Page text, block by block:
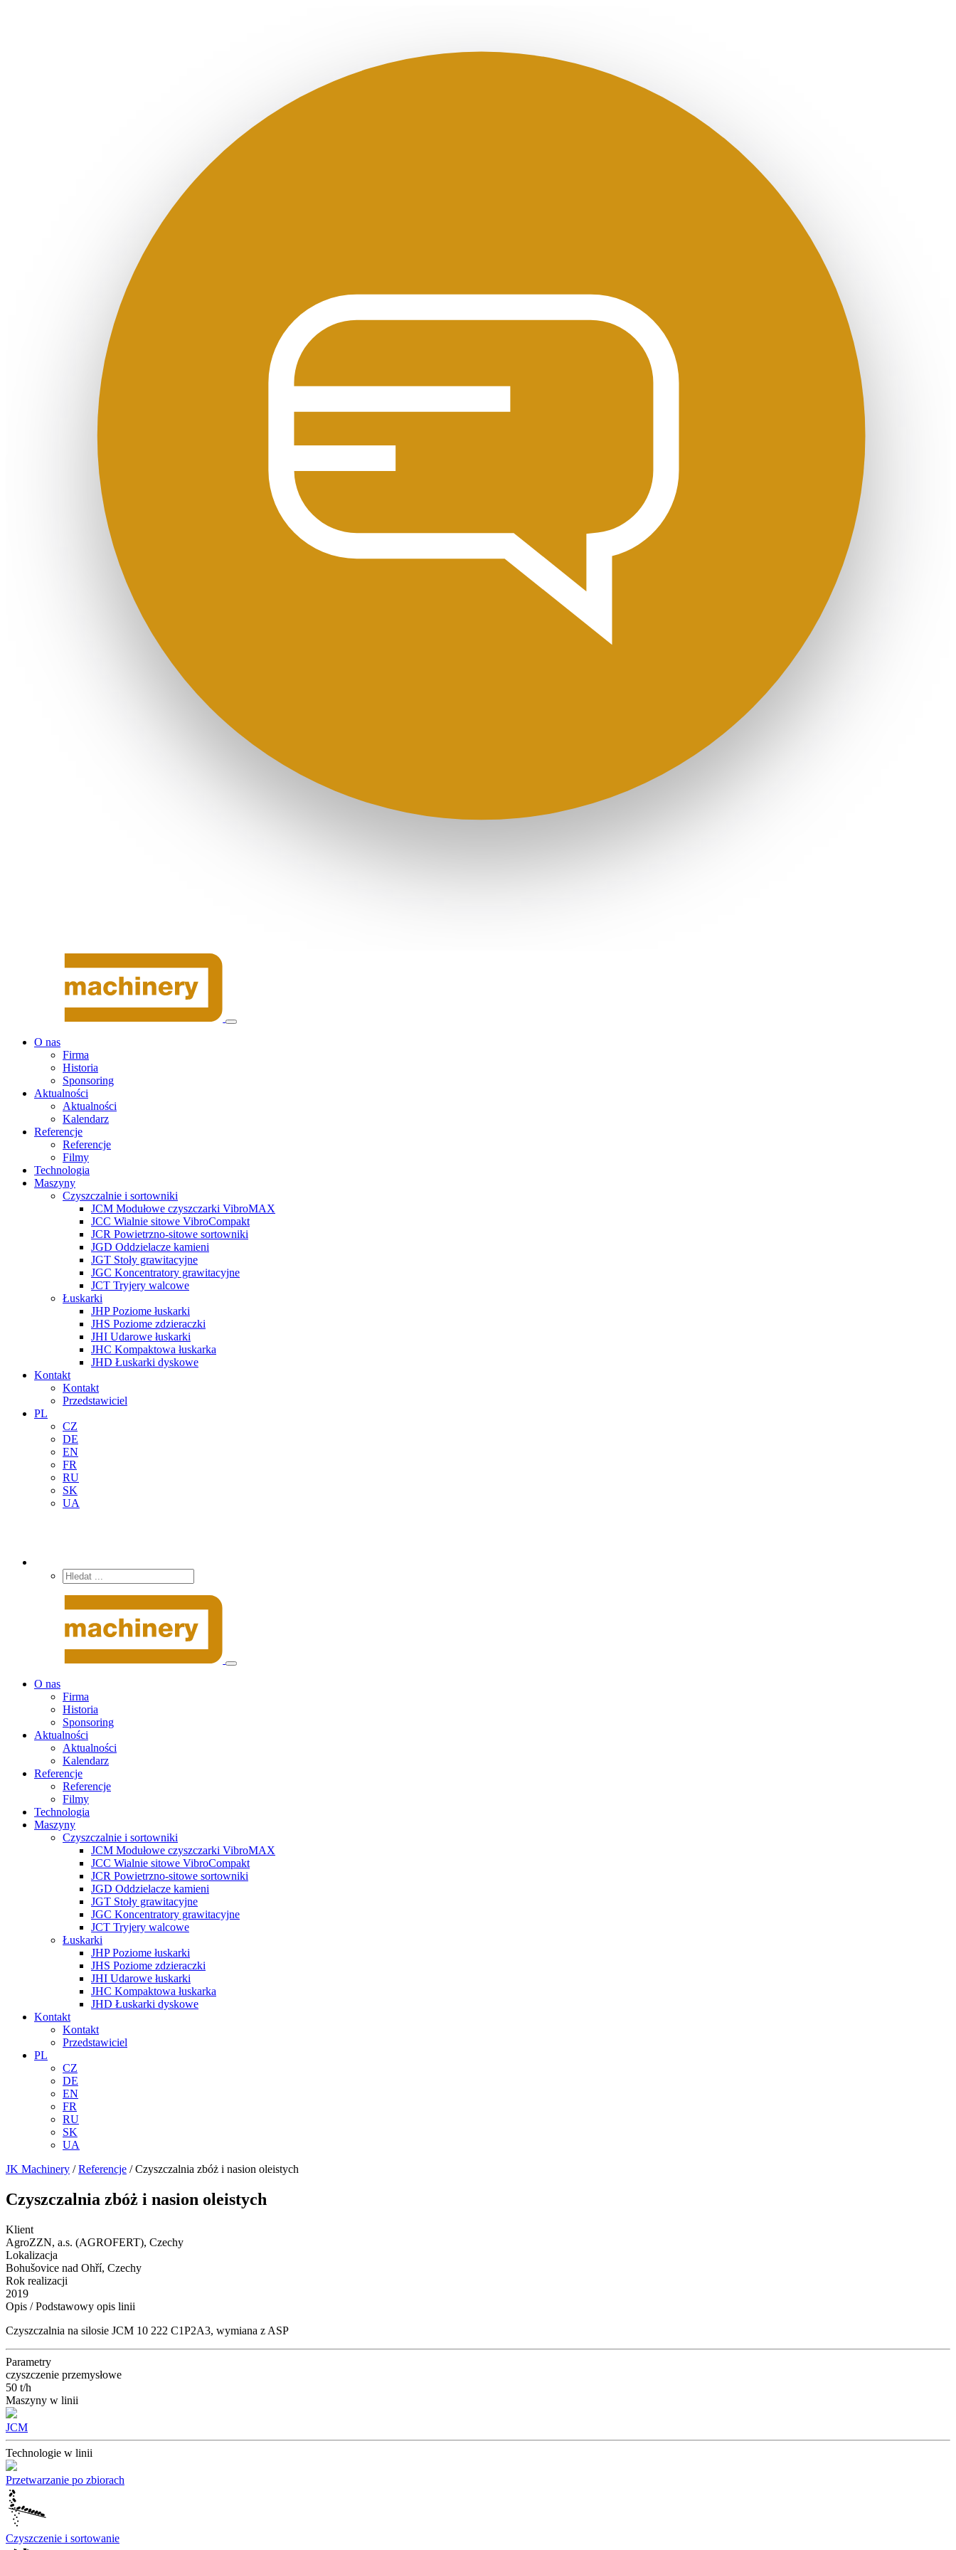
O nas
Firma
Historia
Sponsoring
Aktualności
Aktualności
Kalendarz
Referencje
Referencje
Filmy
Technologia
Maszyny
Czyszczalnie i sortowniki
JCM Modułowe czyszczarki VibroMAX
JCC Wialnie sitowe VibroCompakt
JCR Powietrzno-sitowe sortowniki
JGD Oddzielacze kamieni
JGT Stoły grawitacyjne
JGC Koncentratory grawitacyjne
JCT Tryjery walcowe
Łuskarki
JHP Poziome łuskarki
JHS Poziome zdzieraczki
JHI Udarowe łuskarki
JHC Kompaktowa łuskarka
JHD Łuskarki dyskowe
Kontakt
Kontakt
Przedstawiciel
PL
CZ
DE
EN
FR
RU
SK
UA
O nas
Firma
Historia
Sponsoring
Aktualności
Aktualności
Kalendarz
Referencje
Referencje
Filmy
Technologia
Maszyny
Czyszczalnie i sortowniki
JCM Modułowe czyszczarki VibroMAX
JCC Wialnie sitowe VibroCompakt
JCR Powietrzno-sitowe sortowniki
JGD Oddzielacze kamieni
JGT Stoły grawitacyjne
JGC Koncentratory grawitacyjne
JCT Tryjery walcowe
Łuskarki
JHP Poziome łuskarki
JHS Poziome zdzieraczki
JHI Udarowe łuskarki
JHC Kompaktowa łuskarka
JHD Łuskarki dyskowe
Kontakt
Kontakt
Przedstawiciel
PL
CZ
DE
EN
FR
RU
SK
UA
JK Machinery /Referencje /Czyszczalnia zbóż i nasion oleistych
Czyszczalnia zbóż i nasion oleistych
Klient
AgroZZN, a.s. (AGROFERT), Czechy
Lokalizacja
Bohušovice nad Ohří, Czechy
Rok realizacji
2019
Opis / Podstawowy opis linii
Czyszczalnia na silosie JCM 10 222 C1P2A3, wymiana z ASP
Parametry
czyszczenie przemysłowe
50 t/h
Maszyny w linii
JCM
Technologie w linii
Przetwarzanie po zbiorach
Czyszczenie i sortowanie